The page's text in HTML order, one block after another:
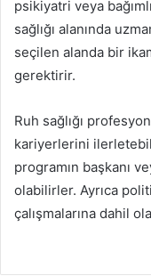
psikiyatri veya
sağlığı alanında
seçilen alanda bir
gerektirir.
Ruh sağlığı
kariyerlerini
programın başkanı
olabilirler. Ayrıca
çalışmalarına dahil